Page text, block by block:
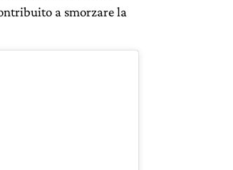
a smorzare la